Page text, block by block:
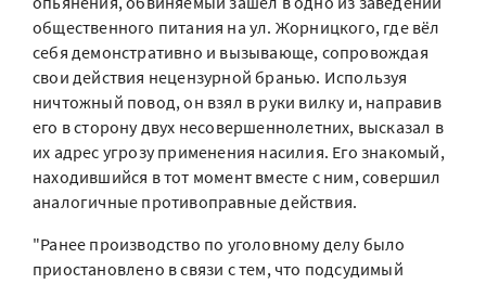
общественного питания на ул. Жорницкого, где вёл
себя демонстративно и вызывающе, сопровождая
свои действия нецензурной бранью. Используя
ничтожный повод, он взял в руки вилку и, направив
его в сторону двух несовершеннолетних, высказал в
их адрес угрозу применения насилия. Его знакомый,
находившийся в тот момент вместе с ним, совершил
аналогичные противоправные действия.
"Ранее производство по уголовному делу было
приостановлено в связи с тем, что подсудимый